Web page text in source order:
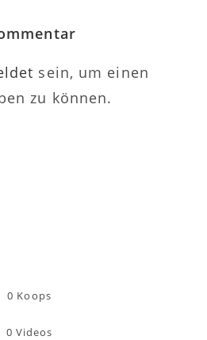
sein, um einen
zu können.
0 Koops
0 Videos